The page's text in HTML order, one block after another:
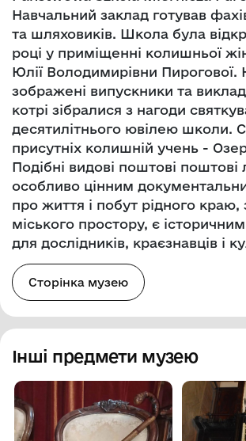
Навчальний заклад готував
та шляховиків. Школа була
році у приміщенні колишньої
Юлії Володимирівни Пирогової.
зображені випускники та
котрі зібралися з нагоди
десятилітнього ювілею школи.
присутніх колишній учень -
Подібні видові поштові поштові
особливо цінним
про життя і побут рідного краю,
міського простору, є
для дослідників, краєзнавців і
Сторінка музею
Інші предмети музею